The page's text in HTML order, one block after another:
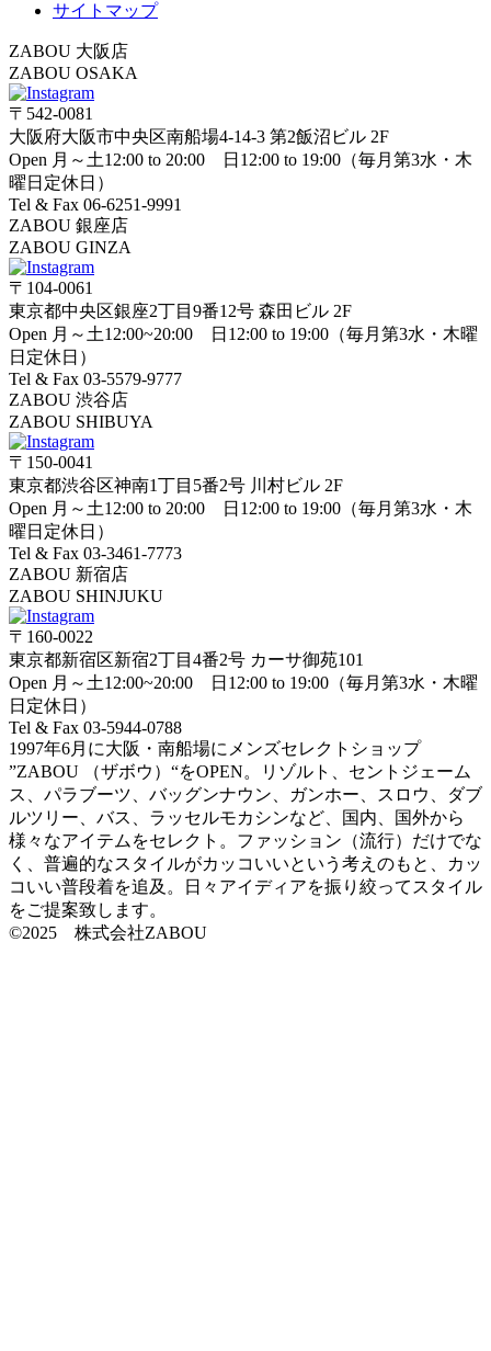
サイトマップ
ZABOU 大阪店
ZABOU OSAKA
〒542-0081
大阪府大阪市中央区南船場4-14-3 第2飯沼ビル 2F
Open 月～土12:00 to 20:00 日12:00 to 19:00（毎月第3水・木
曜日定休日）
Tel & Fax 06-6251-9991
ZABOU 銀座店
ZABOU GINZA
〒104-0061
東京都中央区銀座2丁目9番12号 森田ビル 2F
Open 月～土12:00~20:00 日12:00 to 19:00（毎月第3水・木曜
日定休日）
Tel & Fax 03-5579-9777
ZABOU 渋谷店
ZABOU SHIBUYA
〒150-0041
東京都渋谷区神南1丁目5番2号 川村ビル 2F
Open 月～土12:00 to 20:00 日12:00 to 19:00（毎月第3水・木
曜日定休日）
Tel & Fax 03-3461-7773
ZABOU 新宿店
ZABOU SHINJUKU
〒160-0022
東京都新宿区新宿2丁目4番2号 カーサ御苑101
Open 月～土12:00~20:00 日12:00 to 19:00（毎月第3水・木曜
日定休日）
Tel & Fax 03-5944-0788
1997年6月に大阪・南船場にメンズセレクトショップ
”ZABOU （ザボウ）“をOPEN。リゾルト、セントジェーム
ス、パラブーツ、バッグンナウン、ガンホー、スロウ、ダブ
ルツリー、バス、ラッセルモカシンなど、国内、国外から
様々なアイテムをセレクト。ファッション（流行）だけでな
く、普遍的なスタイルがカッコいいという考えのもと、カッ
コいい普段着を追及。日々アイディアを振り絞ってスタイル
をご提案致します。
©2025 株式会社ZABOU